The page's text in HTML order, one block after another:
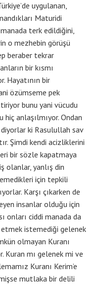
uygulanan,
Maturidi
terk edildiğini,
o mezhebin görüşü
beraber tekrar
bir kısmı
Hayatının bir
özümseme pek
bunu yani vücudu
hiç anlaşılmıyor. Ondan
ki Rasulullah sav
Şimdi kendi acizliklerini
bir sözle kapatmaya
olanlar, yanlış din
için tepkili
Karşı çıkarken de
insanlar olduğu için
onları ciddi manada da
istemediği gelenek
olmayan Kuranı
Kuran mı gelenek mi ve
Kuranı Kerim’e
mutlaka bir delili